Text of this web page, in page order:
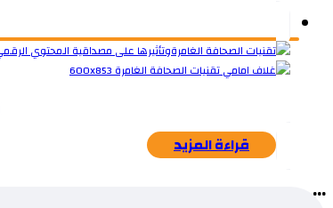
قراءة المزيد
...